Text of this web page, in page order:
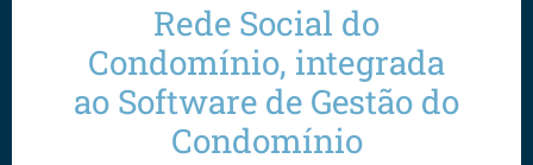
Rede Social do
Condomínio, integrada
ao Software de Gestão do
Condomínio